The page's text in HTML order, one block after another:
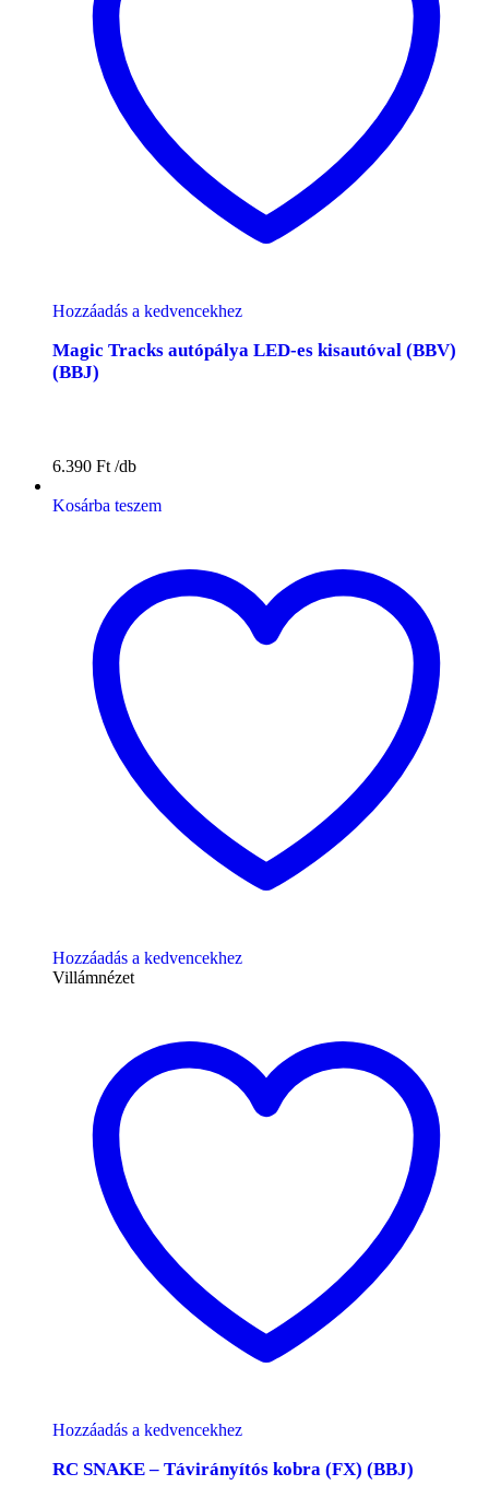
Hozzáadás a kedvencekhez
Magic Tracks autópálya LED-es kisautóval (BBV)
(BBJ)
6.390 Ft
Kosárba teszem
Hozzáadás a kedvencekhez
Villámnézet
Hozzáadás a kedvencekhez
RC SNAKE – Távirányítós kobra (FX) (BBJ)